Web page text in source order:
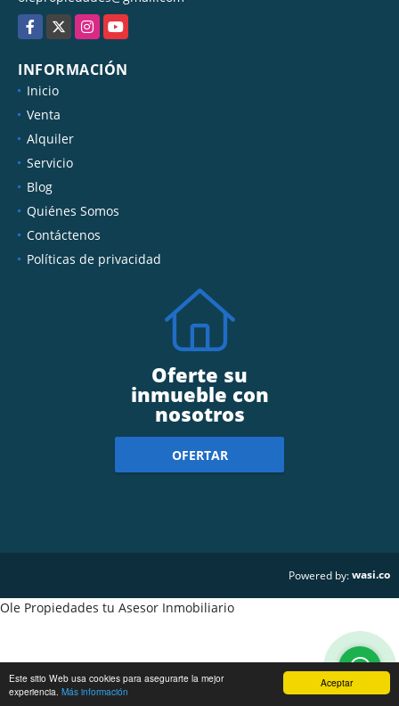
Aceptar
Este sitio Web usa cookies para asegurarte la mejor
experiencia. Más información
Facebook
X InstagramYouTube
INFORMACIÓN
Inicio
Venta
Alquiler
Servicio
Blog
Quiénes Somos
Contáctenos
Políticas de privacidad
Oferte su
inmueble con
nosotros
OFERTAR
Powered by:wasi.co
Ole Propiedades tu Asesor Inmobiliario